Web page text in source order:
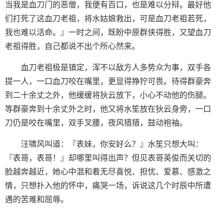
当我是血刀门的恶僧，我便有百口，也是难以分辩。最好他
们打死了这血刀老祖，将水姑娘救出，可是血刀老祖若死，
我也难以活命。』一时之间，既盼中原群侠得胜，又望血刀
老祖得胜，自己都说不出个所心然来。
血刀老祖极是镇定，浑不以敌方人多势众为事，双手各
提一人，一口血刀咬在嘴里，更显得狰狞可畏。待得群豪奔
到二十余丈之外，他缓缓将狄云放下，小心不动他的伤腿。
等群豪奔到十余丈外之时，他又将水笙放在狄云身旁，一口
刀仍是咬在嘴里，双手叉腰，夜风猎猎，鼓动袍袖。
汪啸风叫道：『表妹，你安好么？』水笙只想大叫：
『表哥，表哥！』却哪里叫得出声？但见表哥英俊而关切的
脸越奔越近，她心中混和着无尽喜悦、担忧、爱慕、感激之
情，只想扑入他的怀中，痛哭一场，诉说这几个时辰中所遭
遇的苦难和屈辱。